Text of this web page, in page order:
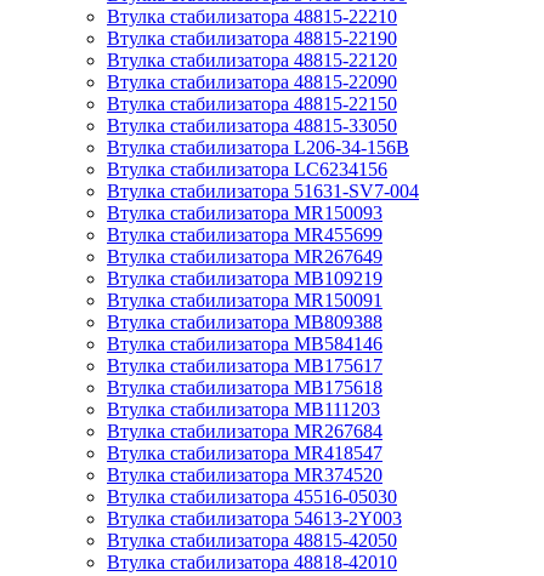
Втулка стабилизатора 48815-22210
Втулка стабилизатора 48815-22190
Втулка стабилизатора 48815-22120
Втулка стабилизатора 48815-22090
Втулка стабилизатора 48815-22150
Втулка стабилизатора 48815-33050
Втулка стабилизатора L206-34-156B
Втулка стабилизатора LC6234156
Втулка стабилизатора 51631-SV7-004
Втулка стабилизатора MR150093
Втулка стабилизатора MR455699
Втулка стабилизатора MR267649
Втулка стабилизатора MB109219
Втулка стабилизатора MR150091
Втулка стабилизатора MB809388
Втулка стабилизатора MB584146
Втулка стабилизатора MB175617
Втулка стабилизатора MB175618
Втулка стабилизатора MB111203
Втулка стабилизатора MR267684
Втулка стабилизатора MR418547
Втулка стабилизатора MR374520
Втулка стабилизатора 45516-05030
Втулка стабилизатора 54613-2Y003
Втулка стабилизатора 48815-42050
Втулка стабилизатора 48818-42010